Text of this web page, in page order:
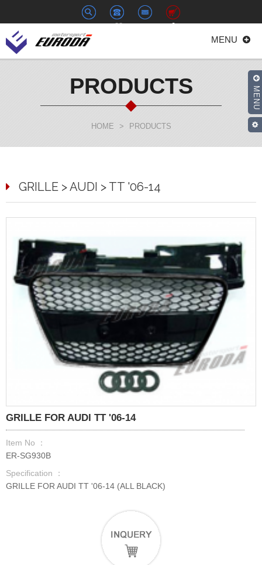
+886-
euroda@euroda.com.tw
0
MENU
PRODUCTS
HOME > PRODUCTS
MENU
GRILLE > AUDI > TT '06-14
GRILLE FOR AUDI TT '06-14
Item No ：
ER-SG930B
Specification ：
GRILLE FOR AUDI TT '06-14 (ALL BLACK)